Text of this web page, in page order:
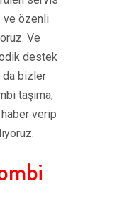
ve özenli
Ve
destek
da bizler
taşıma,
verip